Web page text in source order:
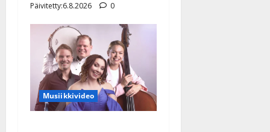
Päivitetty:6.8.2026
0
Musiikkivideo